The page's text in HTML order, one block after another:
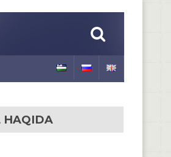
HAQIDA